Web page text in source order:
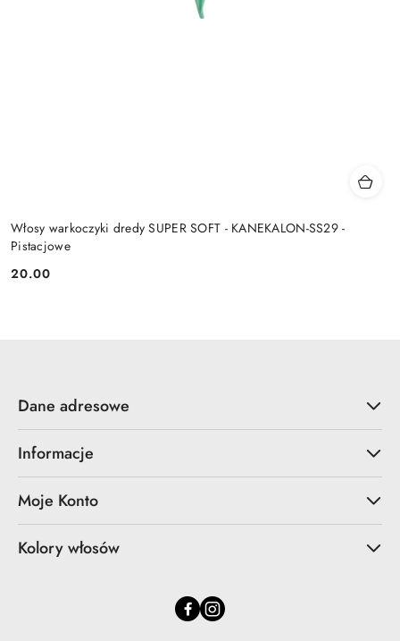
Włosy warkoczyki dredy SUPER SOFT - KANEKALON-SS29 -
Pistacjowe
Cena:
20.00
Dane adresowe
Informacje
Moje Konto
Kolory włosów